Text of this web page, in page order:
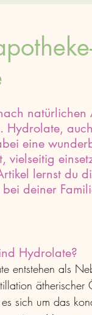
natürlichen
Hydrolate,
eine
vielseitig
lernst du
deiner
Hydrolate?
entstehen als
ätherischer
sich um das